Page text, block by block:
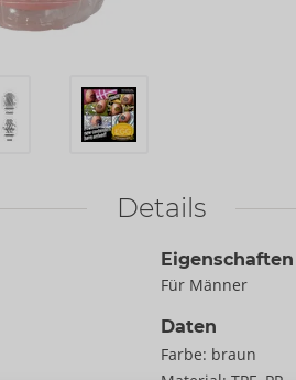
Details
Eigenschaften
Für Männer
Daten
Farbe: braun